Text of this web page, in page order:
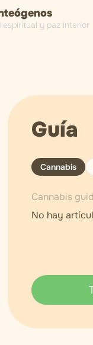
espiritual y paz interior
Guía
Cannabis
Cannabis
No hay